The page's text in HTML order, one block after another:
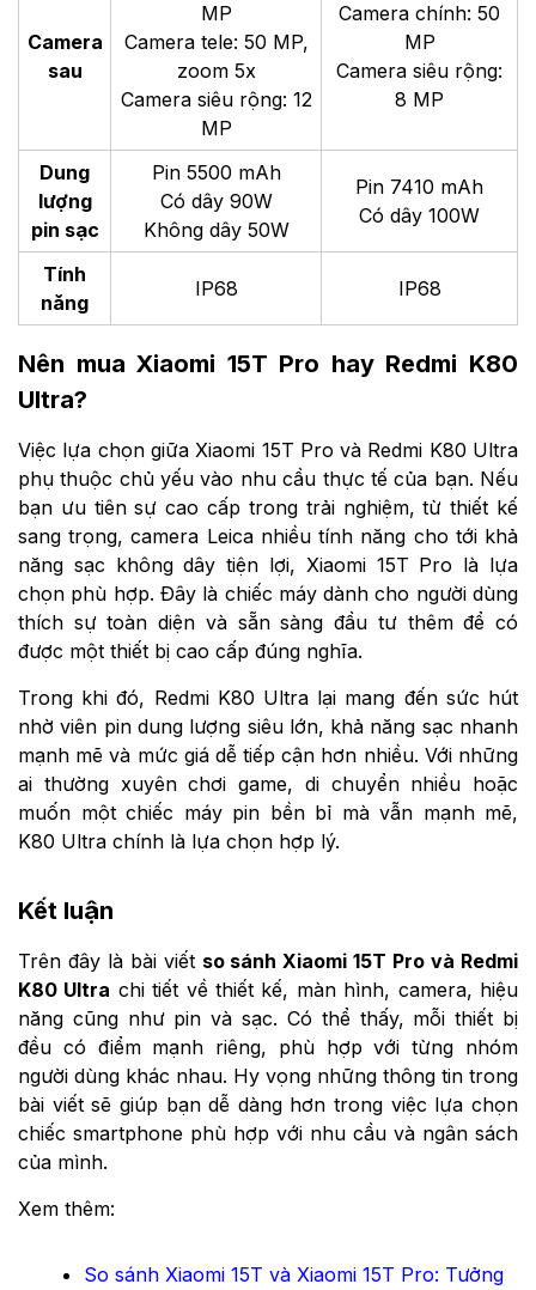
Camera
sau
MP
Camera tele: 50 MP,
zoom 5x
Camera siêu rộng: 12
MP
Camera chính: 50
MP
Camera siêu rộng:
8 MP
Dung
lượng
pin sạc
Pin 5500 mAh
Có dây 90W
Không dây 50W
Pin 7410 mAh
Có dây 100W
Tính
năng
IP68 IP68
Nên mua Xiaomi 15T Pro hay Redmi K80
Ultra?
Việc lựa chọn giữa Xiaomi 15T Pro và Redmi K80 Ultra
phụ thuộc chủ yếu vào nhu cầu thực tế của bạn. Nếu
bạn ưu tiên sự cao cấp trong trải nghiệm, từ thiết kế
sang trọng, camera Leica nhiều tính năng cho tới khả
năng sạc không dây tiện lợi, Xiaomi 15T Pro là lựa
chọn phù hợp. Đây là chiếc máy dành cho người dùng
thích sự toàn diện và sẵn sàng đầu tư thêm để có
được một thiết bị cao cấp đúng nghĩa.
Trong khi đó, Redmi K80 Ultra lại mang đến sức hút
nhờ viên pin dung lượng siêu lớn, khả năng sạc nhanh
mạnh mẽ và mức giá dễ tiếp cận hơn nhiều. Với những
ai thường xuyên chơi game, di chuyển nhiều hoặc
muốn một chiếc máy pin bền bỉ mà vẫn mạnh mẽ,
K80 Ultra chính là lựa chọn hợp lý.
Kết luận
Trên đây là bài viết so sánh Xiaomi 15T Pro và Redmi
K80 Ultra chi tiết về thiết kế, màn hình, camera, hiệu
năng cũng như pin và sạc. Có thể thấy, mỗi thiết bị
đều có điểm mạnh riêng, phù hợp với từng nhóm
người dùng khác nhau. Hy vọng những thông tin trong
bài viết sẽ giúp bạn dễ dàng hơn trong việc lựa chọn
chiếc smartphone phù hợp với nhu cầu và ngân sách
của mình.
Xem thêm:
So sánh Xiaomi 15T và Xiaomi 15T Pro: Tưởng